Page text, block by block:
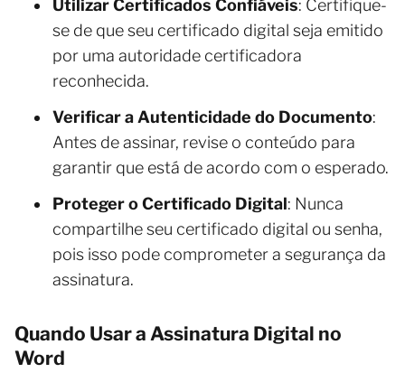
Utilizar Certificados Confiáveis: Certifique-
se de que seu certificado digital seja emitido
por uma autoridade certificadora
reconhecida.
Verificar a Autenticidade do Documento:
Antes de assinar, revise o conteúdo para
garantir que está de acordo com o esperado.
Proteger o Certificado Digital: Nunca
compartilhe seu certificado digital ou senha,
pois isso pode comprometer a segurança da
assinatura.
Quando Usar a Assinatura Digital no
Word